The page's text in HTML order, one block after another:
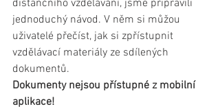
distančního vzdělávání, jsme připravili
jednoduchý návod. V něm si můžou
uživatelé přečíst, jak si zpřístupnit
vzdělávací materiály ze sdílených
dokumentů.
Dokumenty nejsou přístupné z mobilní
aplikace!